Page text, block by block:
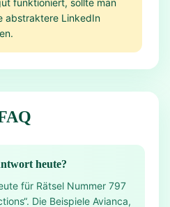
funktioniert, sollte man
abstraktere LinkedIn
heute?
für Rätsel Nummer 797
Die Beispiele Avianca,